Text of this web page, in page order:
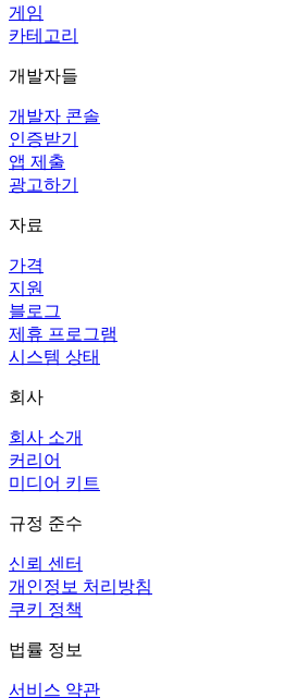
게임
카테고리
개발자들
개발자 콘솔
인증받기
앱 제출
광고하기
자료
가격
지원
블로그
제휴 프로그램
시스템 상태
회사
회사 소개
커리어
미디어 키트
규정 준수
신뢰 센터
개인정보 처리방침
쿠키 정책
법률 정보
서비스 약관